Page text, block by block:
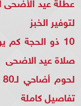
لتوفير الخبز
صلاة عيد الاضحى
تفاصيل كاملة